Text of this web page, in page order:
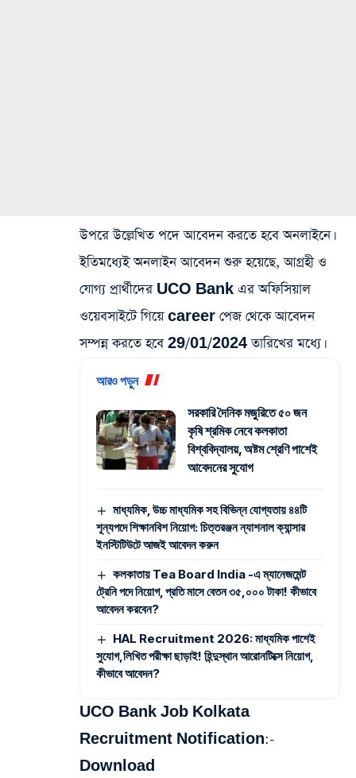
উপরে উল্লেখিত পদে আবেদন করতে হবে অনলাইনে।
ইতিমধ্যেই অনলাইন আবেদন শুরু হয়েছে, আগ্রহী ও
যোগ্য প্রার্থীদের UCO Bank এর অফিসিয়াল
ওয়েবসাইটে গিয়ে career পেজ থেকে আবেদন
সম্পন্ন করতে হবে 29/01/2024 তারিখের মধ্যে।
আরও পড়ুন
সরকারি দৈনিক মজুরিতে ৫০ জন
কৃষি শ্রমিক নেবে কলকাতা
বিশ্ববিদ্যালয়, অষ্টম শ্রেণি পাশেই
আবেদনের সুযোগ
মাধ্যমিক, উচ্চ মাধ্যমিক সহ বিভিন্ন যোগ্যতায় ৪৪টি
শূন্যপদে শিক্ষানবিশ নিয়োগ: চিত্তরঞ্জন ন্যাশনাল ক্যান্সার
ইনস্টিটিউটে আজই আবেদন করুন
কলকাতায় Tea Board India -এ ম্যানেজমেন্ট
ট্রেনি পদে নিয়োগ, প্রতি মাসে বেতন ৩৫,০০০ টাকা! কীভাবে
আবেদন করবেন?
HAL Recruitment 2026: মাধ্যমিক পাশেই
সুযোগ,লিখিত পরীক্ষা ছাড়াই! হিন্দুস্থান আরোনটিক্সে নিয়োগ,
কীভাবে আবেদন?
UCO Bank Job Kolkata
Recruitment Notification:-
Download